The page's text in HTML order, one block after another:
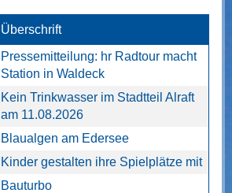
Überschrift
Pressemitteilung: hr Radtour macht
Station in Waldeck
Kein Trinkwasser im Stadtteil Alraft
am 11.08.2026
Blaualgen am Edersee
Kinder gestalten ihre Spielplätze mit
Bauturbo